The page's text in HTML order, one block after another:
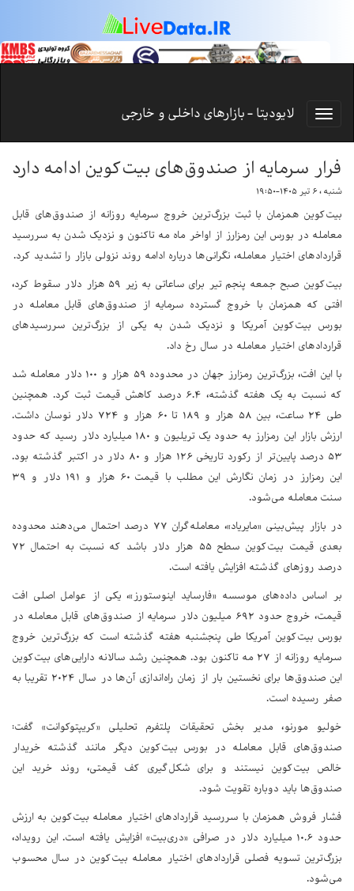
لایودیتا - بازارهای داخلی و خارجی
فرار سرمایه از صندوق‌های بیت‌کوین ادامه دارد
شنبه ، ۶ تیر ۱۴۰۵-۱۹:۵۰
بیت‌کوین همزمان با ثبت بزرگ‌ترین خروج سرمایه روزانه از صندوق‌های قابل
معامله در بورس این رمزارز از اواخر ماه مه تاکنون و نزدیک شدن به سررسید
قراردادهای اختیار معامله، نگرانی‌ها درباره ادامه روند نزولی بازار را تشدید کرد.
بیت‌کوین صبح جمعه پنجم تیر برای ساعاتی به زیر ۵۹ هزار دلار سقوط کرد،
افتی که همزمان با خروج گسترده سرمایه از صندوق‌های قابل معامله در
بورس بیت‌کوین آمریکا و نزدیک شدن به یکی از بزرگ‌ترین سررسیدهای
قراردادهای اختیار معامله در سال رخ داد.
با این افت، بزرگ‌ترین رمزارز جهان در محدوده ۵۹ هزار و ۱۰۰ دلار معامله شد
که نسبت به یک هفته گذشته، ۶.۴ درصد کاهش قیمت ثبت کرد. همچنین
طی ۲۴ ساعت، بین ۵۸ هزار و ۱۸۹ تا ۶۰ هزار و ۷۲۴ دلار نوسان داشت.
ارزش بازار این رمزارز به حدود یک تریلیون و ۱۸۰ میلیارد دلار رسید که حدود
۵۳ درصد پایین‌تر از رکورد تاریخی ۱۲۶ هزار و ۸۰ دلار در اکتبر گذشته بود.
این رمزارز در زمان نگارش این مطلب با قیمت ۶۰ هزار و ۱۹۱ دلار و ۳۹
سنت معامله می‌شود.
در بازار پیش‌بینی «مایریاد»، معامله‌گران ۷۷ درصد احتمال می‌دهند محدوده
بعدی قیمت بیت‌کوین سطح ۵۵ هزار دلار باشد که نسبت به احتمال ۷۲
درصد روزهای گذشته افزایش یافته است.
بر اساس داده‌های موسسه «فارساید اینوستورز»، یکی از عوامل اصلی افت
قیمت، خروج حدود ۶۹۲ میلیون دلار سرمایه از صندوق‌های قابل معامله در
بورس بیت‌کوین آمریکا طی پنجشنبه هفته گذشته است که بزرگ‌ترین خروج
سرمایه روزانه از ۲۷ مه تاکنون بود. همچنین رشد سالانه دارایی‌های بیت‌کوین
این صندوق‌ها برای نخستین بار از زمان راه‌اندازی آن‌ها در سال ۲۰۲۴ تقریبا به
صفر رسیده است.
خولیو مورنو، مدیر بخش تحقیقات پلتفرم تحلیلی «کریپتوکوانت» گفت:
صندوق‌های قابل معامله در بورس بیت‌کوین دیگر مانند گذشته خریدار
خالص بیت‌کوین نیستند و برای شکل‌گیری کف قیمتی، روند خرید این
صندوق‌ها باید دوباره تقویت شود.
فشار فروش همزمان با سررسید قراردادهای اختیار معامله بیت‌کوین به ارزش
حدود ۱۰.۶ میلیارد دلار در صرافی «دری‌بیت» افزایش یافته است. این رویداد،
بزرگ‌ترین تسویه فصلی قراردادهای اختیار معامله بیت‌کوین در سال محسوب
می‌شود.